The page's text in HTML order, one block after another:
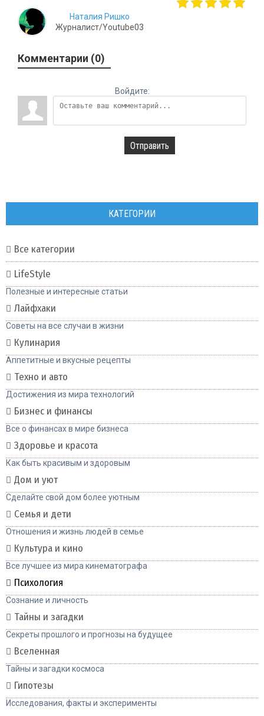
Наталия Ришко
Журналист/Youtube03
Комментарии (0)
Войдите:
Отправить
КАТЕГОРИИ
Все категории
LifeStyle
Полезные и интересные статьи
Лайфхаки
Советы на все случаи в жизни
Кулинария
Аппетитные и вкусные рецепты
Техно и авто
Достижения из мира технологий
Бизнес и финансы
Все о финансах в мире бизнеса
Здоровье и красота
Как быть красивым и здоровым
Дом и уют
Сделайте свой дом более уютным
Семья и дети
Отношения и жизнь людей в семье
Культура и кино
Все лучшее из мира кинематографа
Психология
Сознание и личность
Тайны и загадки
Секреты прошлого и прогнозы на будущее
Вселенная
Тайны и загадки космоса
Гипотезы
Исследования, факты и эксперименты